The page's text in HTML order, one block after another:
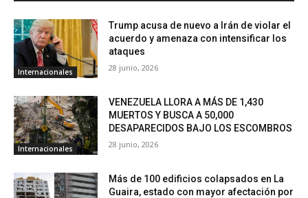
Internacionales
Trump acusa de nuevo a Irán de violar el
acuerdo y amenaza con intensificar los
ataques
28 junio, 2026
Internacionales
VENEZUELA LLORA A MÁS DE 1,430
MUERTOS Y BUSCA A 50,000
DESAPARECIDOS BAJO LOS ESCOMBROS
28 junio, 2026
Más de 100 edificios colapsados en La
Guaira, estado con mayor afectación por